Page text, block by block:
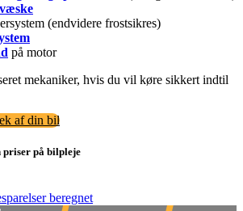
(endvidere frostsikres)
på motor
mekaniker, hvis du vil køre sikkert indtil
af din bil
priser på bilpleje
beregnet